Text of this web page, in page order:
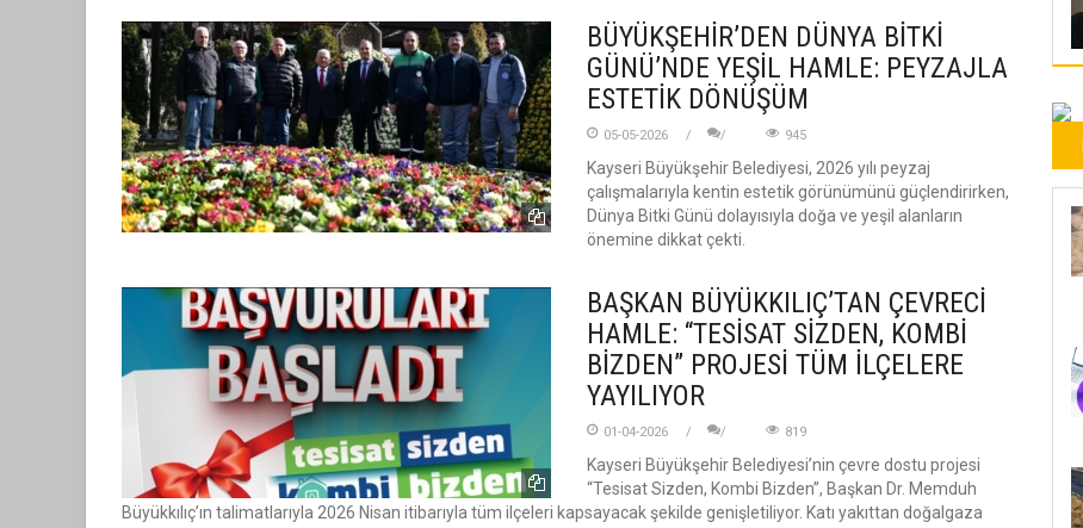
BÜYÜKŞEHİR’DEN DÜNYA BİTKİ
GÜNÜ’NDE YEŞİL HAMLE: PEYZAJLA
ESTETİK DÖNÜŞÜM
05-05-2026 945
Kayseri Büyükşehir Belediyesi, 2026 yılı peyzaj
çalışmalarıyla kentin estetik görünümünü güçlendirirken,
Dünya Bitki Günü dolayısıyla doğa ve yeşil alanların
önemine dikkat çekti.
BAŞKAN BÜYÜKKILIÇ’TAN ÇEVRECİ
HAMLE: “TESİSAT SİZDEN, KOMBİ
BİZDEN” PROJESİ TÜM İLÇELERE
YAYILIYOR
01-04-2026 819
Kayseri Büyükşehir Belediyesi’nin çevre dostu projesi
“Tesisat Sizden, Kombi Bizden”, Başkan Dr. Memduh
Büyükkılıç’ın talimatlarıyla 2026 Nisan itibarıyla tüm ilçeleri kapsayacak şekilde genişletiliyor. Katı yakıttan doğalgaza